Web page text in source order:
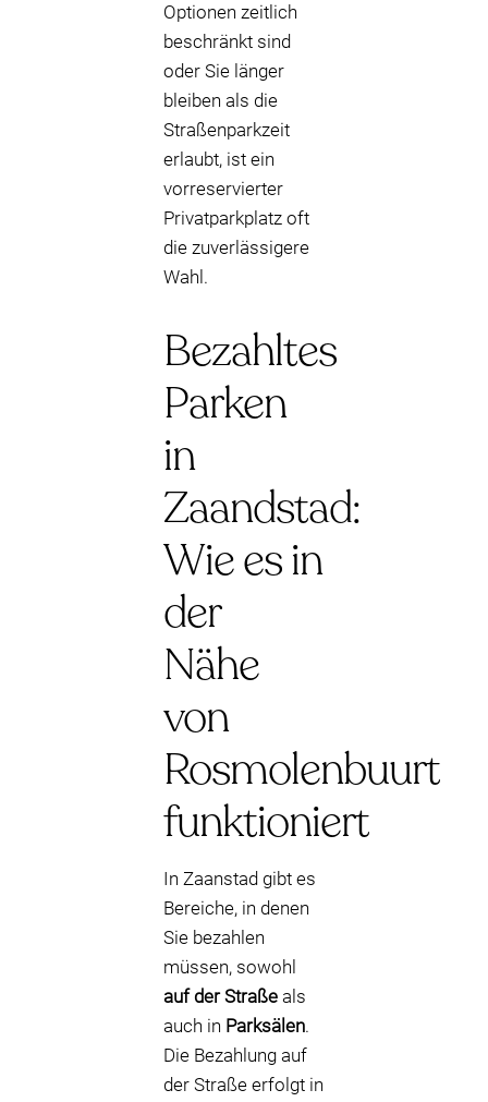
Optionen zeitlich
beschränkt sind
oder Sie länger
bleiben als die
Straßenparkzeit
erlaubt, ist ein
vorreservierter
Privatparkplatz oft
die zuverlässigere
Wahl.
Bezahltes
Parken
in
Zaandstad:
Wie es in
der
Nähe
von
Rosmolenbuurt
funktioniert
In Zaanstad gibt es
Bereiche, in denen
Sie bezahlen
müssen, sowohl
auf der Straße als
auch in Parksälen.
Die Bezahlung auf
der Straße erfolgt in